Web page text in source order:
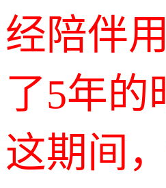
经陪伴
了5年的
这期间